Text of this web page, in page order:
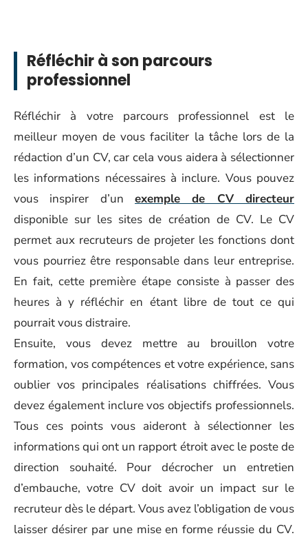
Réfléchir à son parcours
professionnel
Réfléchir à votre parcours professionnel est le
meilleur moyen de vous faciliter la tâche lors de la
rédaction d’un CV, car cela vous aidera à sélectionner
les informations nécessaires à inclure. Vous pouvez
vous inspirer d’un exemple de CV directeur
disponible sur les sites de création de CV. Le CV
permet aux recruteurs de projeter les fonctions dont
vous pourriez être responsable dans leur entreprise.
En fait, cette première étape consiste à passer des
heures à y réfléchir en étant libre de tout ce qui
pourrait vous distraire.
Ensuite, vous devez mettre au brouillon votre
formation, vos compétences et votre expérience, sans
oublier vos principales réalisations chiffrées. Vous
devez également inclure vos objectifs professionnels.
Tous ces points vous aideront à sélectionner les
informations qui ont un rapport étroit avec le poste de
direction souhaité. Pour décrocher un entretien
d’embauche, votre CV doit avoir un impact sur le
recruteur dès le départ. Vous avez l’obligation de vous
laisser désirer par une mise en forme réussie du CV.